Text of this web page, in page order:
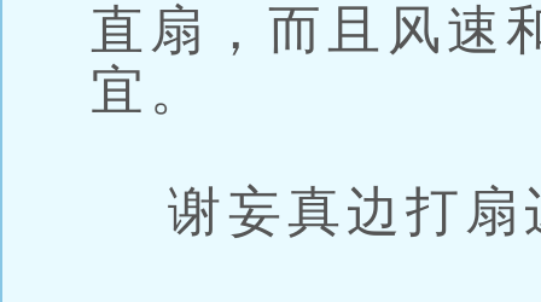
直扇，而且风速
宜。
谢妄真边打扇